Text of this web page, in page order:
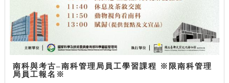
南科與考古–南科管理局員工學習課程 ※限南科管理
局員工報名※